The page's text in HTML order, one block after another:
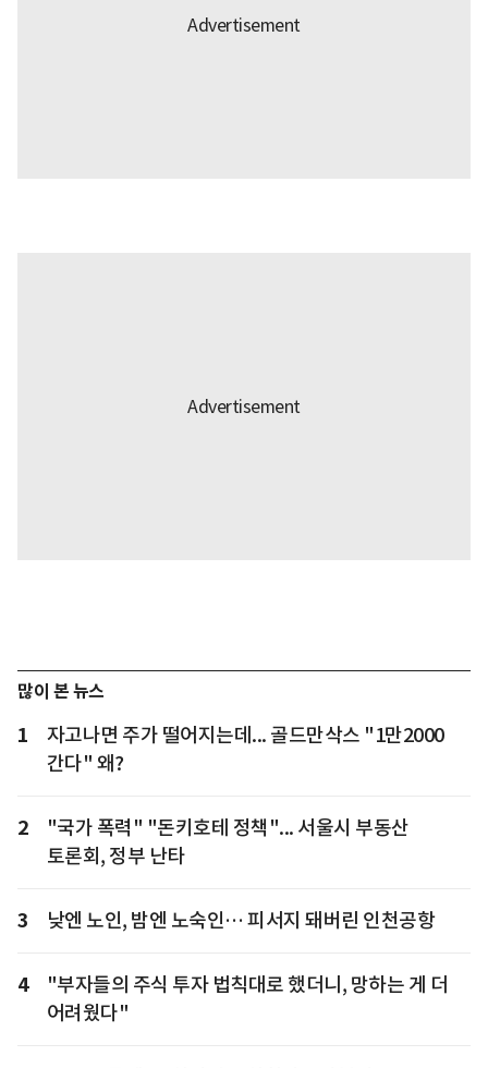
많이 본 뉴스
1
자고나면 주가 떨어지는데... 골드만삭스 "1만2000
간다" 왜?
2
"국가 폭력" "돈키호테 정책"... 서울시 부동산
토론회, 정부 난타
3 낮엔 노인, 밤엔 노숙인… 피서지 돼버린 인천공항
4
"부자들의 주식 투자 법칙대로 했더니, 망하는 게 더
어려웠다"